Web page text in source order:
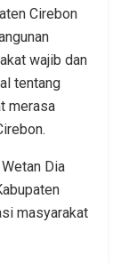
Cirebon
wajib dan
tentang
merasa
Dia
masyarakat